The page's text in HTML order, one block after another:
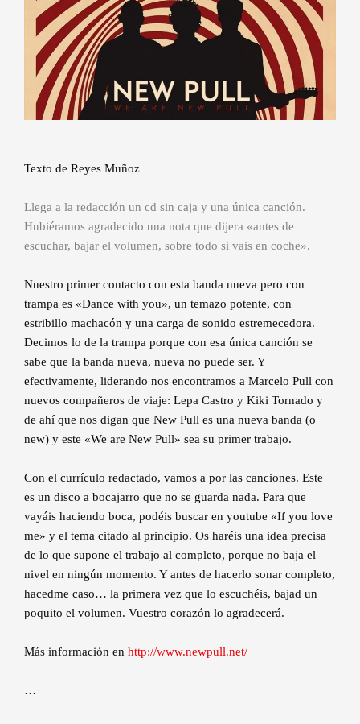
Texto de Reyes Muñoz
Llega a la redacción un cd sin caja y una única canción.
Hubiéramos agradecido una nota que dijera «antes de
escuchar, bajar el volumen, sobre todo si vais en coche».
Nuestro primer contacto con esta banda nueva pero con
trampa es «Dance with you», un temazo potente, con
estribillo machacón y una carga de sonido estremecedora.
Decimos lo de la trampa porque con esa única canción se
sabe que la banda nueva, nueva no puede ser. Y
efectivamente, liderando nos encontramos a Marcelo Pull con
nuevos compañeros de viaje: Lepa Castro y Kiki Tornado y
de ahí que nos digan que New Pull es una nueva banda (o
new) y este «We are New Pull» sea su primer trabajo.
Con el currículo redactado, vamos a por las canciones. Este
es un disco a bocajarro que no se guarda nada. Para que
vayáis haciendo boca, podéis buscar en youtube «If you love
me» y el tema citado al principio. Os haréis una idea precisa
de lo que supone el trabajo al completo, porque no baja el
nivel en ningún momento. Y antes de hacerlo sonar completo,
hacedme caso… la primera vez que lo escuchéis, bajad un
poquito el volumen. Vuestro corazón lo agradecerá.
Más información en http://www.newpull.net/
…